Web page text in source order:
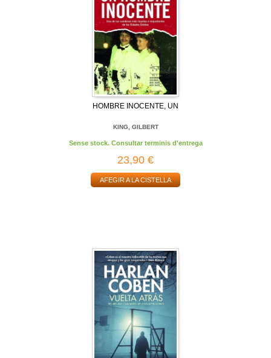
HOMBRE INOCENTE, UN
KING, GILBERT
Sense stock. Consultar terminis d'entrega
23,90 €
AFEGIR A LA CISTELLA